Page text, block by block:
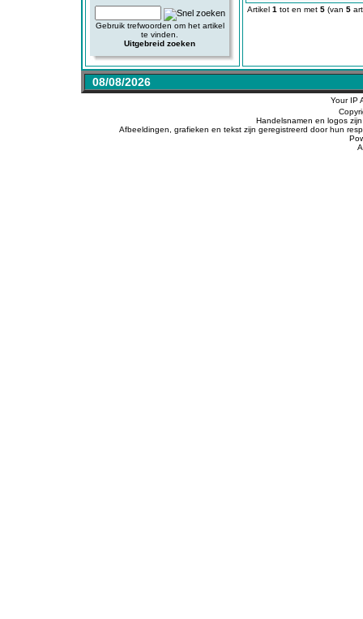
Gebruik trefwoorden om het artikel
te vinden.
Uitgebreid zoeken
Artikel 1 tot en met 5 (van 5
08/08/2026
Your IP
Handelsnamen en logos
Afbeeldingen, grafieken en tekst zijn geregistreerd door hun